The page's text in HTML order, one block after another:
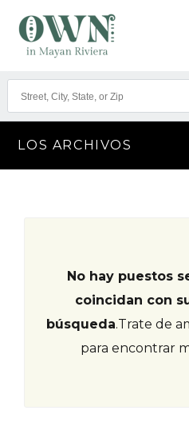
LOS ARCHIVOS
No hay puestos
coincidan con
búsqueda.Trate de
para encontrar